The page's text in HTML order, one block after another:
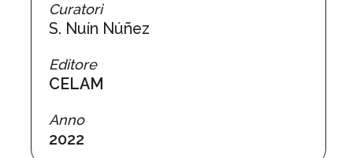
Curatori
S. Nuín Núñez
Editore
CELAM
Anno
2022